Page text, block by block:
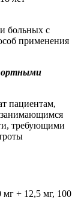
больных с
применения
пациентам,
требующими
+ 12,5 мг, 100